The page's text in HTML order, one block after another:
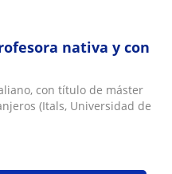
nativa y con
con título de máster
(Itals, Universidad de